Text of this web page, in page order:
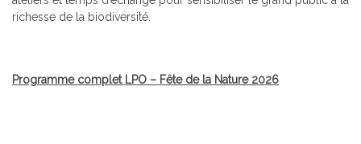
richesse de la biodiversité.
Programme complet LPO – Fête de la Nature 2026